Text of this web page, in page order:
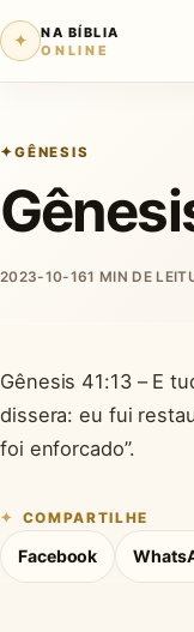
✦
NA BÍBLIA
ONLINE
GÊNESIS
2023-10-161 MIN DE
Gênesis 41:13 – E
dissera: eu fui
foi enforcado”.
COMPARTILHE
Facebook